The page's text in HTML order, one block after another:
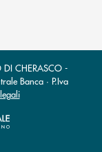
CHERASCO -
Banca · P.Iva